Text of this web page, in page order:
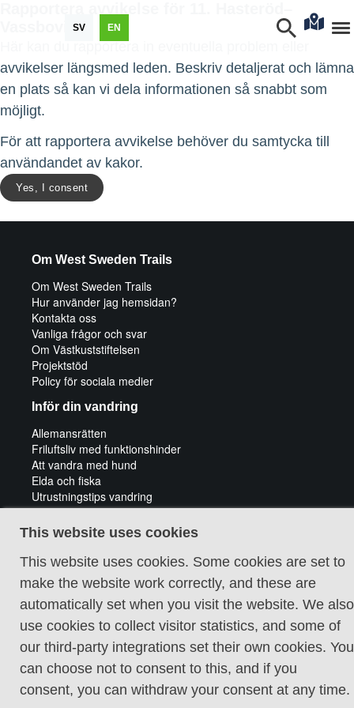
SV EN
Vassbovik
avvikelser längsmed leden. Beskriv detaljerat och lämna
en plats så kan vi dela informationen så snabbt som
möjligt.
För att rapportera avvikelse behöver du samtycka till
användandet av kakor.
Yes, I consent
This website uses cookies
This website uses cookies. Some cookies are set to
make the website work correctly, and these are
automatically set when you visit the website. We also
use cookies to collect visitor statistics, and some of
our third-party integrations set their own cookies. You
can choose not to consent to this, and if you
consent, you can withdraw your consent at any time.
Om West Sweden Trails
Om West Sweden Trails
Hur använder jag hemsidan?
Kontakta oss
Vanliga frågor och svar
Om Västkuststiftelsen
Projektstöd
Policy för sociala medier
Inför din vandring
Allemansrätten
Friluftsliv med funktionshinder
Att vandra med hund
Elda och fiska
Utrustningstips vandring
Tips för cykeläventyr
Guidade vandringar
Cookie policy